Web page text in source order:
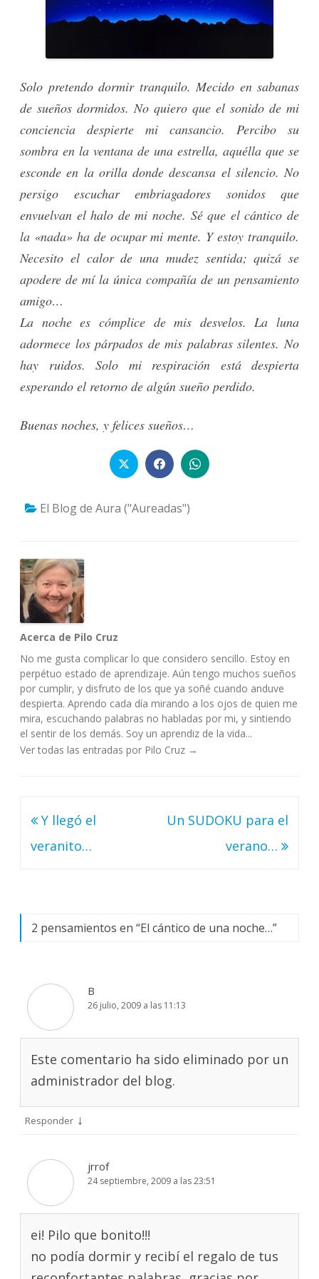
Solo pretendo dormir tranquilo. Mecido en sabanas
de sueños dormidos. No quiero que el sonido de mi
conciencia despierte mi cansancio. Percibo su
sombra en la ventana de una estrella, aquélla que se
esconde en la orilla donde descansa el silencio. No
persigo escuchar embriagadores sonidos que
envuelvan el halo de mi noche. Sé que el cántico de
la «nada» ha de ocupar mi mente. Y estoy tranquilo.
Necesito el calor de una mudez sentida; quizá se
apodere de mí la única compañía de un pensamiento
amigo…
La noche es cómplice de mis desvelos. La luna
adormece los párpados de mis palabras silentes. No
hay ruidos. Solo mi respiración está despierta
esperando el retorno de algún sueño perdido.
Buenas noches, y felices sueños…
El Blog de Aura ("Aureadas")
Acerca de Pilo Cruz
No me gusta complicar lo que considero sencillo. Estoy en
perpétuo estado de aprendizaje. Aún tengo muchos sueños
por cumplir, y disfruto de los que ya soñé cuando anduve
despierta. Aprendo cada día mirando a los ojos de quien me
mira, escuchando palabras no habladas por mi, y sintiendo
el sentir de los demás. Soy un aprendiz de la vida...
Ver todas las entradas por Pilo Cruz →
Navegación
de
Y llegó el
veranito…
Un SUDOKU para el
verano…
2 pensamientos en “El cántico de una noche…”
B
26 julio, 2009 a las 11:13
Este comentario ha sido eliminado por un
administrador del blog.
Responder ↓
jrrof
24 septiembre, 2009 a las 23:51
ei! Pilo que bonito!!!
no podía dormir y recibí el regalo de tus